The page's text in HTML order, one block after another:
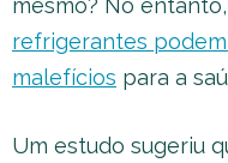
mesmo? No
refrigerantes
malefícios para a
Um estudo sugeriu